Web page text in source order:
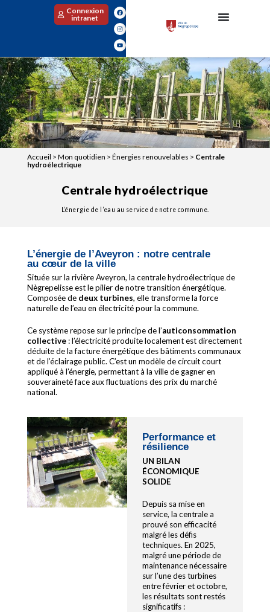
Connexion
intranet
Accueil > Mon quotidien > Énergies renouvelables > Centrale
hydroélectrique
Centrale hydroélectrique
L’énergie de l’eau au service de notre commune.
L’énergie de l’Aveyron : notre centrale
au cœur de la ville
Située sur la rivière Aveyron, la centrale hydroélectrique de
Nègrepelisse est le pilier de notre transition énergétique.
Composée de deux turbines, elle transforme la force
naturelle de l’eau en électricité pour la commune.
Ce système repose sur le principe de l’auticonsommation
collective: l’électricité produite localement est directement
déduite de la facture énergétique des bâtiments communaux
et de l’éclairage public. C’est un modèle de circuit court
appliqué à l’énergie, permettant à la ville de gagner en
souveraineté face aux fluctuations des prix du marché
national.
Performance et
résilience
UN BILAN
ÉCONOMIQUE
SOLIDE
Depuis sa mise en
service, la centrale a
prouvé son efficacité
malgré les défis
techniques. En 2025,
malgré une période de
maintenance nécessaire
sur l’une des turbines
entre février et octobre,
les résultats sont restés
significatifs :